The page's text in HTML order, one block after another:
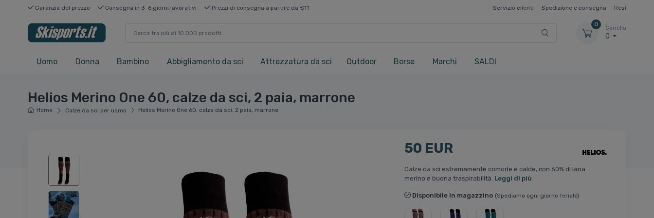
Garanzia del prezzo Consegna in 3-6 giorni lavorativi Prezzi di consegna a partire da €11 Servizio clienti Spedizione e consegna Resi
0
Carrello
0
Uomo Donna Bambino Abbigliamento da sci Attrezzatura da sci Outdoor Borse Marchi SALDI
Helios Merino One 60, calze da sci, 2 paia, marrone
Home Calze da sci per uomo Helios Merino One 60, calze da sci, 2 paia, marrone
50 EUR
Calze da sci estremamente comode e calde, con 60% di lana
merino e buona traspirabilità. Leggi di più
Disponibile in magazzino (Spediamo ogni giorno feriale)